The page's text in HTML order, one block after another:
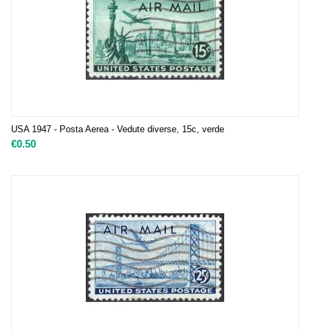
USA 1947 - Posta Aerea - Vedute diverse, 15c, verde
€0.50